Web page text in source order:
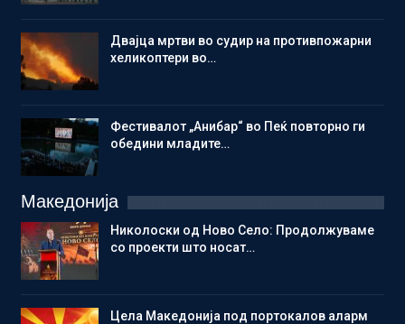
Двајца мртви во судир на противпожарни
хеликоптери во…
Фестивалот „Анибар“ во Пеќ повторно ги
обедини младите…
Македонија
Николоски од Ново Село: Продолжуваме
со проекти што носат…
Цела Македонија под портокалов аларм